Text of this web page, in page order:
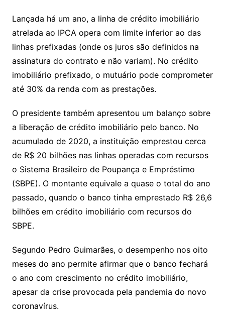
Lançada há um ano, a linha de crédito imobiliário
atrelada ao IPCA opera com limite inferior ao das
linhas prefixadas (onde os juros são definidos na
assinatura do contrato e não variam). No crédito
imobiliário prefixado, o mutuário pode comprometer
até 30% da renda com as prestações.
O presidente também apresentou um balanço sobre
a liberação de crédito imobiliário pelo banco. No
acumulado de 2020, a instituição emprestou cerca
de R$ 20 bilhões nas linhas operadas com recursos
o Sistema Brasileiro de Poupança e Empréstimo
(SBPE). O montante equivale a quase o total do ano
passado, quando o banco tinha emprestado R$ 26,6
bilhões em crédito imobiliário com recursos do
SBPE.
Segundo Pedro Guimarães, o desempenho nos oito
meses do ano permite afirmar que o banco fechará
o ano com crescimento no crédito imobiliário,
apesar da crise provocada pela pandemia do novo
coronavírus.